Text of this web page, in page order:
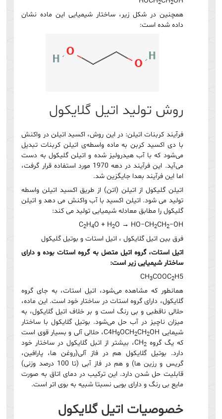
2 2
همچنین در شکل زیر، ساختار شیمیایی این ماده نشان
داده شده است:
روش تولید اتیل گلایکول
فرآیند کربنات اتیلن: در این روش، اکسید اتیلن در واکنش
با دی اکسید کربن به ماده واسطه‌ی اتیلن کربنات تبدیل
می‌شود که با آب هیدرولیز شده و اتیلن گلیکول به دست
می‌آید. این فرآیند در دهه 1970 مورد استفاده قرار گرفت،
اما این فرآیند بعدا جایگزین شد.
اتیلن گلیکول از اتیلن (اتن) از طریق اکسید اتیلن واسطه
تولید می شود. اتیلن اکسید با آب واکنش می دهد و اتیلن
گلیکول را مطابق معادله شیمیایی تولید می کند:
C2H4O + H2O → HO−CH2CH2−OH
فرق بین اتیل گلایکول ، اتیل استات و بوتیل گلیکول
اتیل استات، گروه اتیل متصل به گروه استات بوده و دارای
ساختار شیمیایی زیر است:
CH3COOC2H5
همانطور که مشاهده می‌شود، اتیل استات، به جای گروه
گلایکول، دارای گروه استات در ساختار خود است. این ماده،
حلالی ناقطبی و بی رنگ است و بر خلاف اتیل گلایکول، به
میزان ناچیز در آب حل می‌شود. بوتیل گلایکول با ساختار
شیمایی C4H
9OCH2CH2
OH، حلالی آلی و بسیار قوی است
که یگ گروه CH2
، بیشتر از اتبل گلایکول در ساختار خود
دارد. بوتیل گلایکول هم در فاز آلی(روغن ها، پارافین،
گریس و رزین ها) و هم در فاز آبی (تا 100 درصد وزنی)
قابلیت حل شدن دارد. این ترکیب در دمای اتاق به صورت
مایع بی رنگ و دارای بویی نسبتا شبیه به بوی اتر است.
خصوصیات اتیل گلایکول